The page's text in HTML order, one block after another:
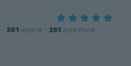
· 301 opinie · 261 przesłane